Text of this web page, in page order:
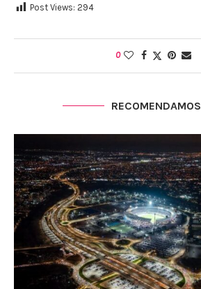
Post Views: 294
0
RECOMENDAMOS